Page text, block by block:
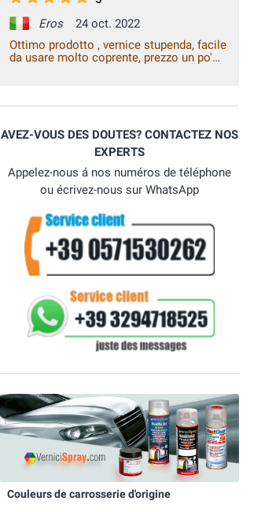
Eros
24 oct. 2022
Ottimo prodotto , vernice stupenda, facile
da usare molto coprente, prezzo un po'
AVEZ-VOUS DES DOUTES? CONTACTEZ NOS
EXPERTS
Appelez-nous á nos numéros de téléphone
ou écrivez-nous sur WhatsApp
Couleurs de carrosserie d'origine